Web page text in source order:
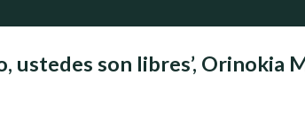
ustedes son libres’, Orinokia